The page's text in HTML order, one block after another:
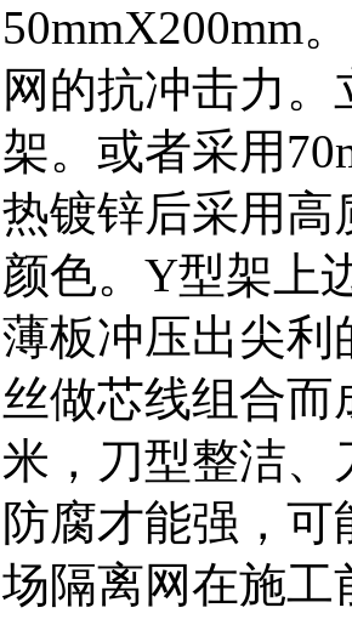
50mmX200mm
网的抗冲击力
架。或者采用
热镀锌后采用高
颜色。Y型架上
薄板冲压出尖利
丝做芯线组合而
米，刀型整洁、
防腐才能强，
场隔离网在施工